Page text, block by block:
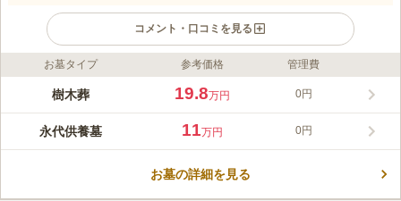
コメント・口コミを見る
ライフドット編集部のコメント
東勝寺は、南北朝時代に創建された臨済宗円覚寺派の禅寺で、阿
亡したことを悼み、「再び燈を点ずる」という願いを込めて「点
燈山」と号しました。藤沢市高倉の閑静な地に佇み、幾度の火災
れ、現在も美しく整備された境内が広がります。法燈が絶えるこ
この霊園はまだ誰からも評価されていません。
お墓タイプ 参考価格 管理費
樹木葬 19.8万円 0円
永代供養墓 11万円 0円
お墓の詳細を見る